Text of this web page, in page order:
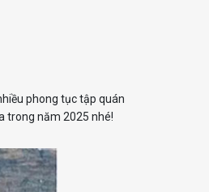
phong tục tập quán
trong năm 2025 nhé!